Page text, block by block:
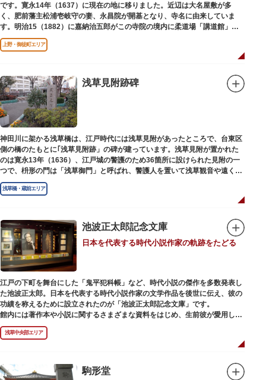
です。寛永14年（1637）に現在の地に移りました。近辺は大名屋敷が多
く、肥前藩主松浦壱岐守の妻、永昌院が開基となり、寺名に由来していま
す。明治15（1882）に嘉納治五郎がこの寺院の境内に柔道場「講道館」を
設立しました。
上野・御徒町エリア
浅草見附跡碑
神田川に架かる浅草橋は、江戸時代には浅草見附があったところで、台東区
側の橋のたもとに｢浅草見附跡」の碑が建っています。浅草見附が置かれた
のは寛永13年（1636）、江戸城の警護のため36箇所に設けられた見附の一
つで、枡形の門は「浅草御門」と呼ばれ、警護人を置いて浅草観音や遠くは
奥州へ往来する人々を取り締まりました。
浅草橋・蔵前エリア
池波正太郎記念文庫
日本を代表する時代小説作家の軌跡をたどる
江戸の下町を舞台にした「鬼平犯科帳」など、時代小説の傑作を多数発表し
た池波正太郎。日本を代表する時代小説作家の文学作品を後世に伝え、彼の
功績を称えるために設立されたのが「池波正太郎記念文庫」です。
館内には著作本や小説に関するさまざまな資料をはじめ、生前彼が愛用して
いた万年筆やパイプ、帽子などが展示されています。書斎も復元されてお
り、池波正太郎をより身近に感じられるスポットです。また「池波グッズ」
とよばれる、作品の舞台を紹介した古地図やポストカード、扇子など様々な
浅草中央部エリア
駒形堂